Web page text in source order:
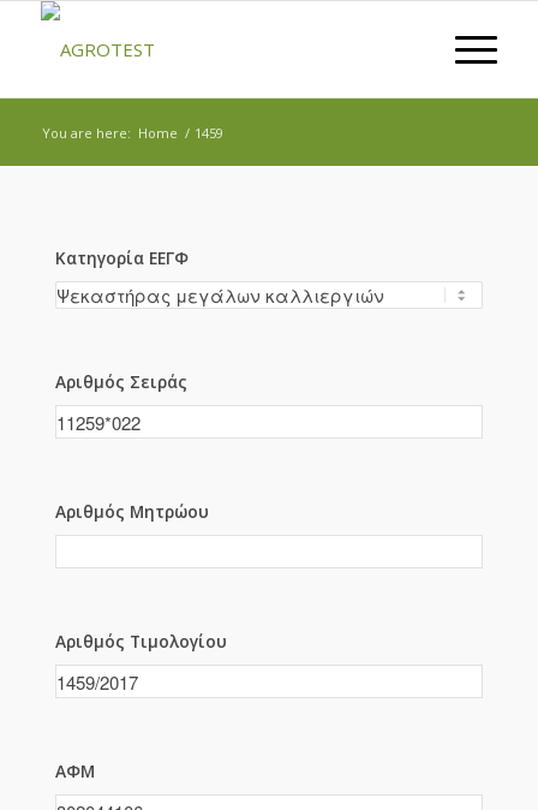
You are here: Home / 1459
Κατηγορία ΕΕΓΦ
Αριθμός Σειράς
Αριθμός Μητρώου
Αριθμός Τιμολογίου
ΑΦΜ